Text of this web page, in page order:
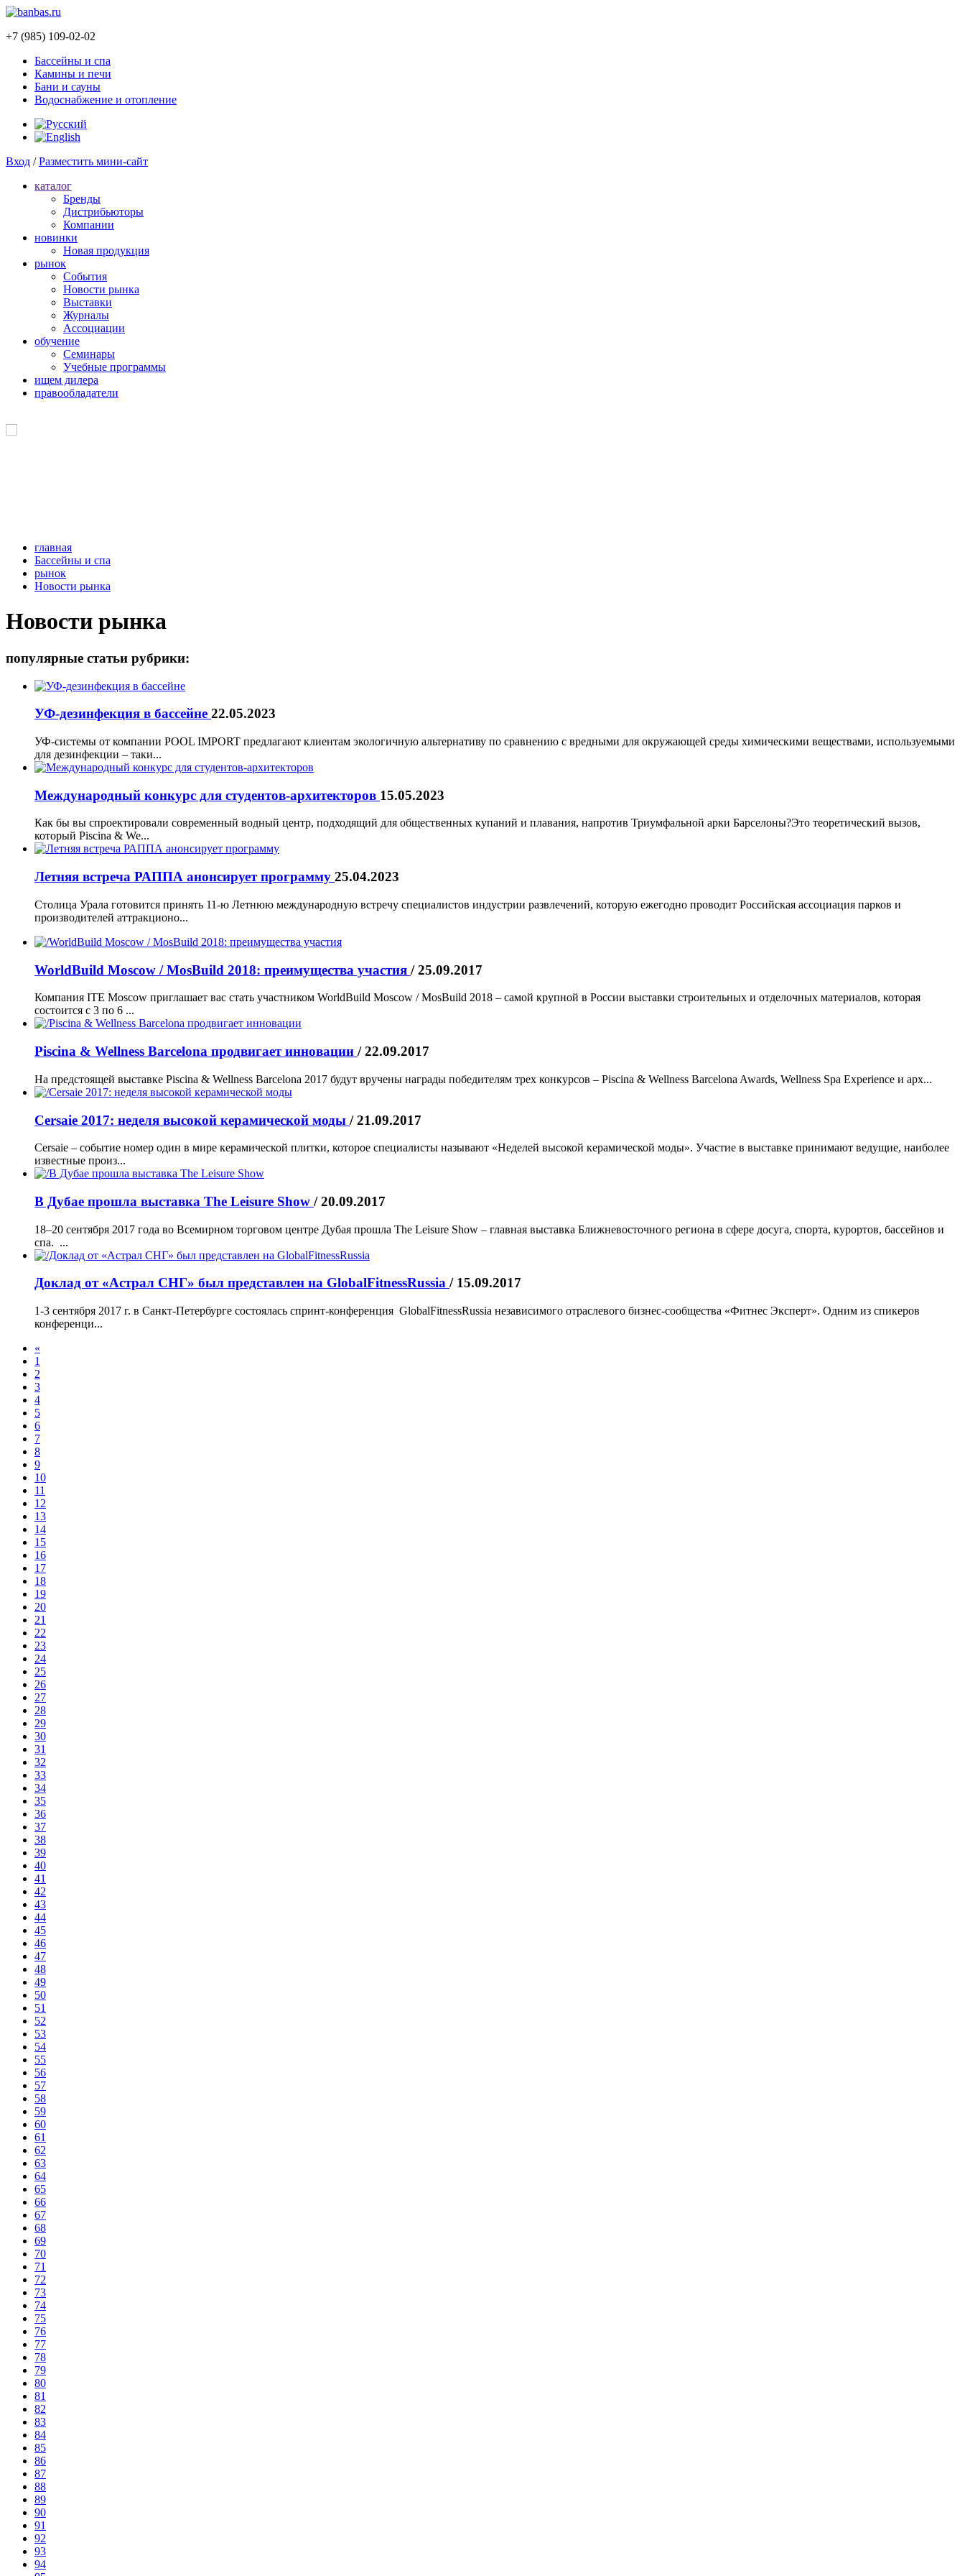
+7 (985) 109-02-02
Бассейны и спа
Камины и печи
Бани и сауны
Водоснабжение и отопление
Вход /Разместить мини-сайт
каталог
Бренды
Дистрибьюторы
Компании
новинки
Новая продукция
рынок
Cобытия
Новости рынка
Выставки
Журналы
Ассоциации
обучение
Семинары
Учебные программы
ищем дилера
правообладатели
главная
Бассейны и спа
рынок
Новости рынка
Новости рынка
популярные статьи рубрики:
УФ-дезинфекция в бассейне 22.05.2023
УФ-системы от компании POOL IMPORT предлагают клиентам экологичную альтернативу по сравнению с вредными для окружающей среды химическими веществами, используемыми
для дезинфекции – таки...
Международный конкурс для студентов-архитекторов 15.05.2023
Как бы вы спроектировали современный водный центр, подходящий для общественных купаний и плавания, напротив Триумфальной арки Барселоны?Это теоретический вызов,
который Piscina & We...
Летняя встреча РАППА анонсирует программу 25.04.2023
Столица Урала готовится принять 11-ю Летнюю международную встречу специалистов индустрии развлечений, которую ежегодно проводит Российская ассоциация парков и
производителей аттракционо...
WorldBuild Moscow / MosBuild 2018: преимущества участия / 25.09.2017
Компания ITE Moscow приглашает вас стать участником WorldBuild Moscow / MosBuild 2018 – самой крупной в России выставки строительных и отделочных материалов, которая
состоится с 3 по 6 ...
Piscina & Wellness Barcelona продвигает инновации / 22.09.2017
На предстоящей выставке Piscina & Wellness Barcelona 2017 будут вручены награды победителям трех конкурсов – Piscina & Wellness Barcelona Awards, Wellness Spa Experience и арх...
Cersaie 2017: неделя высокой керамической моды / 21.09.2017
Cersaie – событие номер один в мире керамической плитки, которое специалисты называют «Неделей высокой керамической моды». Участие в выставке принимают ведущие, наиболее
известные произ...
В Дубае прошла выставка The Leisure Show / 20.09.2017
18–20 сентября 2017 года во Всемирном торговом центре Дубая прошла The Leisure Show – главная выставка Ближневосточного региона в сфере досуга, спорта, курортов, бассейнов и
спа. ...
Доклад от «Астрал СНГ» был представлен на GlobalFitnessRussia / 15.09.2017
1-3 сентября 2017 г. в Санкт-Петербурге состоялась cпринт-конференция GlobalFitnessRussia независимого отраслевого бизнес-сообщества «Фитнес Эксперт». Одним из спикеров
конференци...
«
1
2
3
4
5
6
7
8
9
10
11
12
13
14
15
16
17
18
19
20
21
22
23
24
25
26
27
28
29
30
31
32
33
34
35
36
37
38
39
40
41
42
43
44
45
46
47
48
49
50
51
52
53
54
55
56
57
58
59
60
61
62
63
64
65
66
67
68
69
70
71
72
73
74
75
76
77
78
79
80
81
82
83
84
85
86
87
88
89
90
91
92
93
94